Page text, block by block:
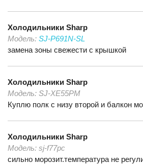
Холодильники Sharp
Модель: SJ-P691N-SL
замена зоны свежести с крышкой
Холодильники Sharp
Модель: SJ-XE55PM
Куплю полк с низу второй и балкон
Холодильники Sharp
Модель: sj-f77pc
сильно морозит.температура не